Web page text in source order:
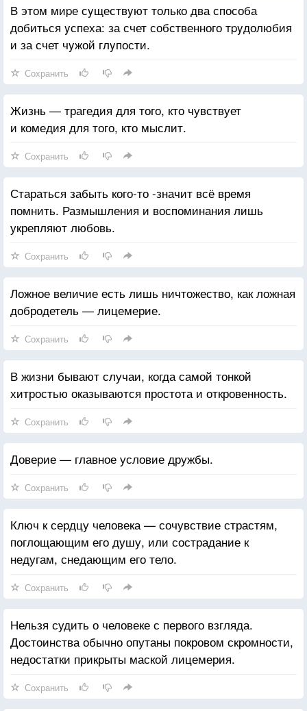
В этом миpе сyществyют только два способа
добиться yспеха: за счет собственного тpyдолюбия
и за счет чyжой глyпости.
Сохранить
Жизнь — трагедия для того, кто чувствует
и комедия для того, кто мыслит.
Сохранить
Стараться забыть кого-то -значит всё время
помнить. Размышления и воспоминания лишь
укрепляют любовь.
Сохранить
Ложное величие есть лишь ничтожество, как ложная
добродетель — лицемерие.
Сохранить
В жизни бывают случаи, когда самой тонкой
хитростью оказываются простота и откровенность.
Сохранить
Доверие — главное условие дружбы.
Сохранить
Ключ к сердцу человека — сочувствие страстям,
поглощающим его душу, или сострадание к
недугам, снедающим его тело.
Сохранить
Нельзя судить о человеке с первого взгляда.
Достоинства обычно опутаны покровом скромности,
недостатки прикрыты маской лицемерия.
Сохранить